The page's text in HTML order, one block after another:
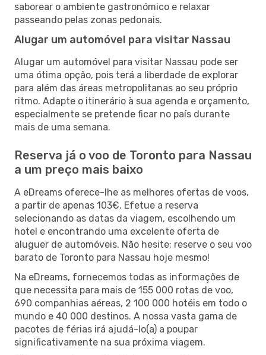
saborear o ambiente gastronómico e relaxar
passeando pelas zonas pedonais.
Alugar um automóvel para visitar Nassau
Alugar um automóvel para visitar Nassau pode ser
uma ótima opção, pois terá a liberdade de explorar
para além das áreas metropolitanas ao seu próprio
ritmo. Adapte o itinerário à sua agenda e orçamento,
especialmente se pretende ficar no país durante
mais de uma semana.
Reserva já o voo de Toronto para Nassau
a um preço mais baixo
A eDreams oferece-lhe as melhores ofertas de voos,
a partir de apenas 103€. Efetue a reserva
selecionando as datas da viagem, escolhendo um
hotel e encontrando uma excelente oferta de
aluguer de automóveis. Não hesite: reserve o seu voo
barato de Toronto para Nassau hoje mesmo!
Na eDreams, fornecemos todas as informações de
que necessita para mais de 155 000 rotas de voo,
690 companhias aéreas, 2 100 000 hotéis em todo o
mundo e 40 000 destinos. A nossa vasta gama de
pacotes de férias irá ajudá-lo(a) a poupar
significativamente na sua próxima viagem.